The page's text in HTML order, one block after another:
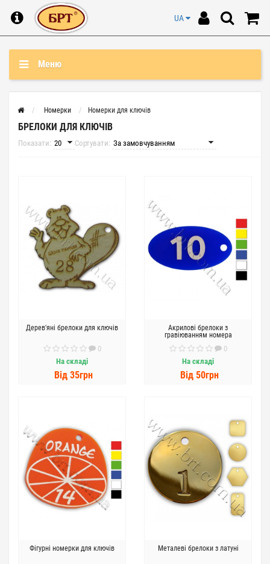
UA
Меню
Номерки Номерки для ключів
БРЕЛОКИ ДЛЯ КЛЮЧІВ
Показати: Сортувати:
Дерев'яні брелоки для ключів
0
На складі
Вiд 35грн
Акрилові брелоки з
гравіюванням номера
0
На складі
Вiд 50грн
Фігурні номерки для ключів Металеві брелоки з латуні